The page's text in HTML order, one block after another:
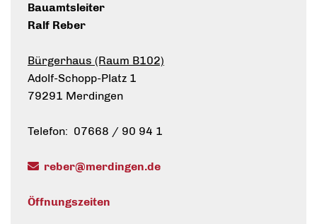
Bauamtsleiter
Ralf Reber
Bürgerhaus (Raum B102)
Adolf-Schopp-Platz 1
79291 Merdingen
Telefon: 07668 / 90 94 1
reber@merdingen.de
Öffnungszeiten